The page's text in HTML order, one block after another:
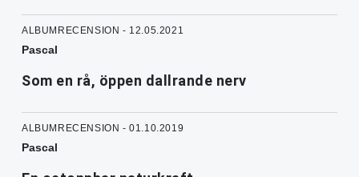
ALBUMRECENSION - 12.05.2021
Pascal
Som en rå, öppen dallrande nerv
ALBUMRECENSION - 01.10.2019
Pascal